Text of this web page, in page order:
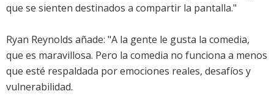
que se sienten destinados a compartir la pantalla."
Ryan Reynolds añade: "A la gente le gusta la comedia,
que es maravillosa. Pero la comedia no funciona a menos
que esté respaldada por emociones reales, desafíos y
vulnerabilidad.